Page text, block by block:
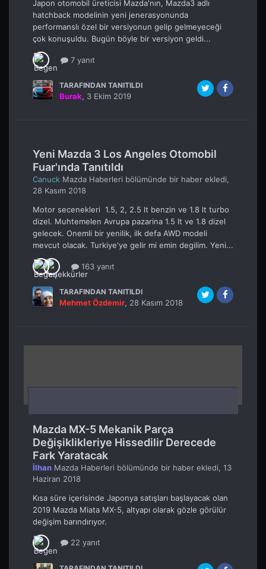
Japon otomobil üreticisi Mazda'nın, Mazda3 adlı
hatchback modelinin yeni jenerasyonunda
performanslı özel bir versiyonun gelip gelmeyeceği
çok konuşuldu. Bugün böyle bir versiyon geldi...
7 yanıt
TARAFINDAN TANITILDI
Burak, 3 Ekim 2019
Yeni Mazda 3 Los Angeles Otomobil
Fuar'ında Tanıtıldı
Canuck Mazda Haberleri bölümünde bir haber ekledi,
28 Kasım 2018
Motor secenekleri 1.5, 2, 2.5 lt benzin ve 1.8 lt turbo
dizel. Muhtemelen Avrupa pazarina 1.5 lt ve 1.8 dizel
gelecek. Onemli bir yenilik, ilk defa AWD modeli
mevcut olacak. Turkiye'ye gelir mi emin degilim. Yeni...
163 yanıt
TARAFINDAN TANITILDI
Mehmet Özdemir, 28 Kasım 2018
Mazda MX-5 Mekanik Parça
Değişiklikleriye Hissedilir Derecede
Fark Yaratacak
İlhan Mazda Haberleri bölümünde bir haber ekledi, 13
Haziran 2018
Kısa süre içerisinde Japonya satışları başlayacak olan
2019 Mazda Miata MX-5, altyapı olarak gözle görülür
değişim barındırıyor.
22 yanıt